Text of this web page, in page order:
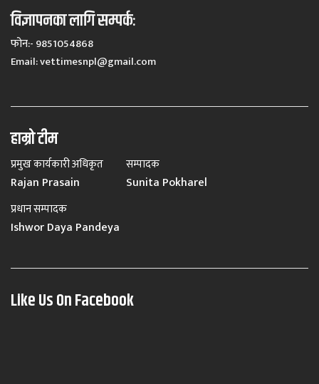
विज्ञापनका लागि सम्पर्कः
फोन:- 9851054868
Email:vettimesnpl@gmail.com
हाम्रो टीम
प्रमुख कार्यकारी अधिकृत
Rajan Prasain
सम्पादक
Sunita Pokharel
प्रधान सम्पादक
Ishwor Daya Pandeya
Like Us On Facebook